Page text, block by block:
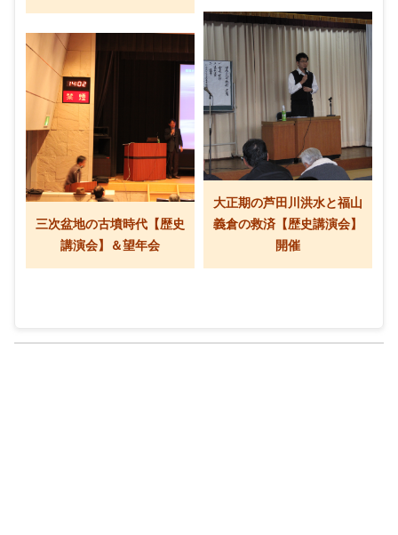
大正期の芦田川洪水と福山
義倉の救済【歴史講演会】
開催
三次盆地の古墳時代【歴史
講演会】＆望年会